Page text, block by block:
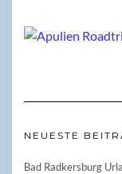
NEUESTE
Bad Radkersburg